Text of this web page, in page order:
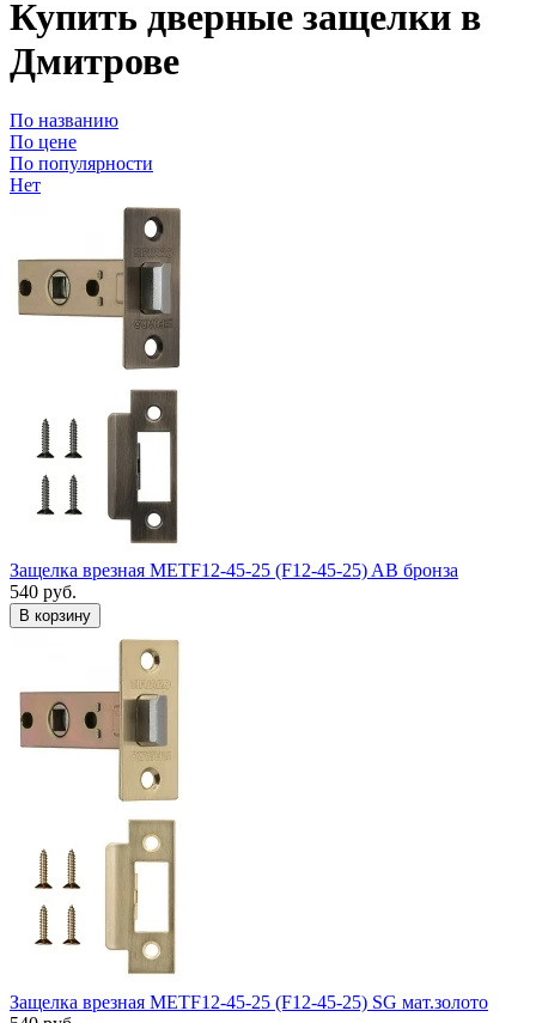
Купить дверные защелки в
Дмитрове
По названию
По цене
По популярности
Нет
Защелка врезная METF12-45-25 (F12-45-25) AB бронза
540 руб.
Защелка врезная METF12-45-25 (F12-45-25) SG мат.золото